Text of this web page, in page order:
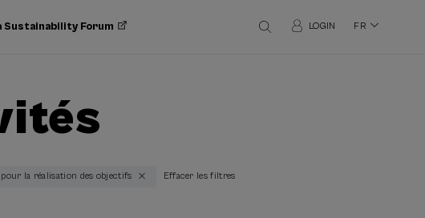
Sustainability Forum LOGIN FR
la réalisation des objectifs Effacer les filtres